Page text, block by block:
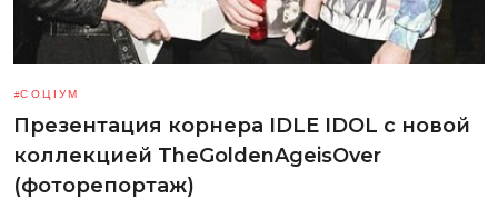
СОЦІУМ
Презентация корнера IDLE IDOL с новой
коллекцией TheGoldenAgeisOver
(фоторепортаж)